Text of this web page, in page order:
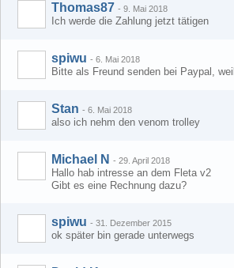
Thomas87 - 9. Mai 2018
Ich werde die Zahlung jetzt tätigen
spiwu - 6. Mai 2018
Bitte als Freund senden bei Paypal,
Stan - 6. Mai 2018
also ich nehm den venom trolley
Michael N - 29. April 2018
Hallo hab intresse an dem Fleta v2
Gibt es eine Rechnung dazu?
spiwu - 31. Dezember 2015
ok später bin gerade unterwegs